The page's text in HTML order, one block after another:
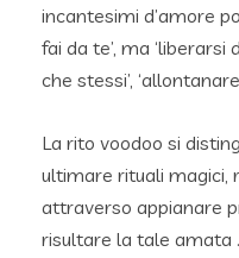
incantesimi d’amore
fai da te’, ma ‘liberarsi
che stessi’,
La rito voodoo si
ultimare rituali magici,
attraverso appianare
risultare la tale amata